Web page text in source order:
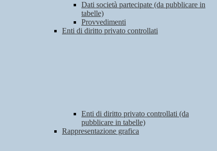
Dati società partecipate (da pubblicare in
tabelle)
Provvedimenti
Enti di diritto privato controllati
Enti di diritto privato controllati (da
pubblicare in tabelle)
Rappresentazione grafica